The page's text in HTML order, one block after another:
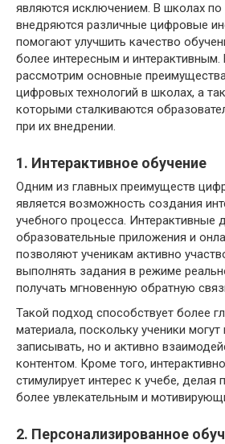
являются исключением. В школах по
внедряются различные цифровые
помогают улучшить качество
более интересным и
рассмотрим основные
цифровых технологий в школах, а
которыми сталкиваются
при их внедрении.
1. Интерактивное обучение
Одним из главных преимуществ
является возможность создания
учебного процесса. Интерактивные
образовательные приложения и
позволяют ученикам активно
выполнять задания в режиме
получать мгновенную обратную
Такой подход способствует более
материала, поскольку ученики
записывать, но и активно
контентом. Кроме того,
стимулирует интерес к учебе, делая
более увлекательным и
2. Персонализированное